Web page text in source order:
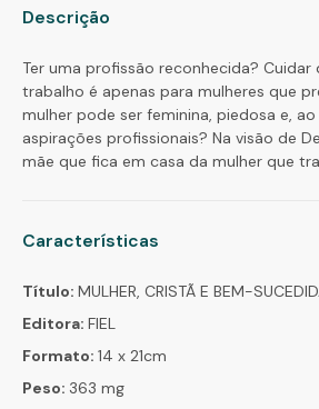
Descrição
Ter uma profissão reconhecida? Cuidar
trabalho é apenas para mulheres que
mulher pode ser feminina, piedosa e,
aspirações profissionais? Na visão de
mãe que fica em casa da mulher que
Características
Título: MULHER, CRISTÃ E BEM-
Editora: FIEL
Formato: 14 x 21cm
Peso: 363 mg